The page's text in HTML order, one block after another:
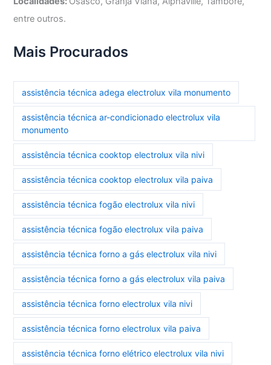
entre outros.
Mais Procurados
assistência técnica adega electrolux vila monumento
assistência técnica ar-condicionado electrolux vila
monumento
assistência técnica cooktop electrolux vila nivi
assistência técnica cooktop electrolux vila paiva
assistência técnica fogão electrolux vila nivi
assistência técnica fogão electrolux vila paiva
assistência técnica forno a gás electrolux vila nivi
assistência técnica forno a gás electrolux vila paiva
assistência técnica forno electrolux vila nivi
assistência técnica forno electrolux vila paiva
assistência técnica forno elétrico electrolux vila nivi